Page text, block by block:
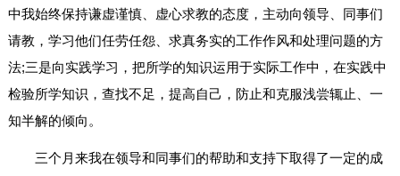
中我始终保持谦虚谨慎、虚心求教的态度，主动向领导、同事们
请教，学习他们任劳任怨、求真务实的工作作风和处理问题的方
法;三是向实践学习，把所学的知识运用于实际工作中，在实践中
检验所学知识，查找不足，提高自己，防止和克服浅尝辄止、一
知半解的倾向。
三个月来我在领导和同事们的帮助和支持下取得了一定的成